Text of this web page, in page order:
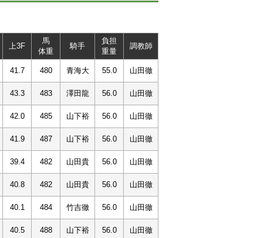
上3F
馬
体重
騎手
負担
重量
調教師
41.7 480 青海大 55.0 山田徹
43.3 483 澤田龍 56.0 山田徹
42.0 485 山下裕 56.0 山田徹
41.9 487 山下裕 56.0 山田徹
39.4 482 山田貴 56.0 山田徹
40.8 482 山田貴 56.0 山田徹
40.1 484 竹吉徹 56.0 山田徹
40.5 488 山下裕 56.0 山田徹